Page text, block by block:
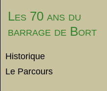
Les 70 ans du
barrage de Bort
Historique
Le Parcours